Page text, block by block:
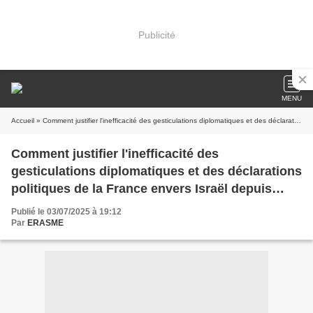
Publicité
MENU
Accueil » Comment justifier l'inefficacité des gesticulations diplomatiques et des déclarations politiques de la France envers Israël depuis 2023 ?
Comment justifier l'inefficacité des
gesticulations diplomatiques et des déclarations
politiques de la France envers Israël depuis
2023 ?
Publié le 03/07/2025 à 19:12
Par ERASME